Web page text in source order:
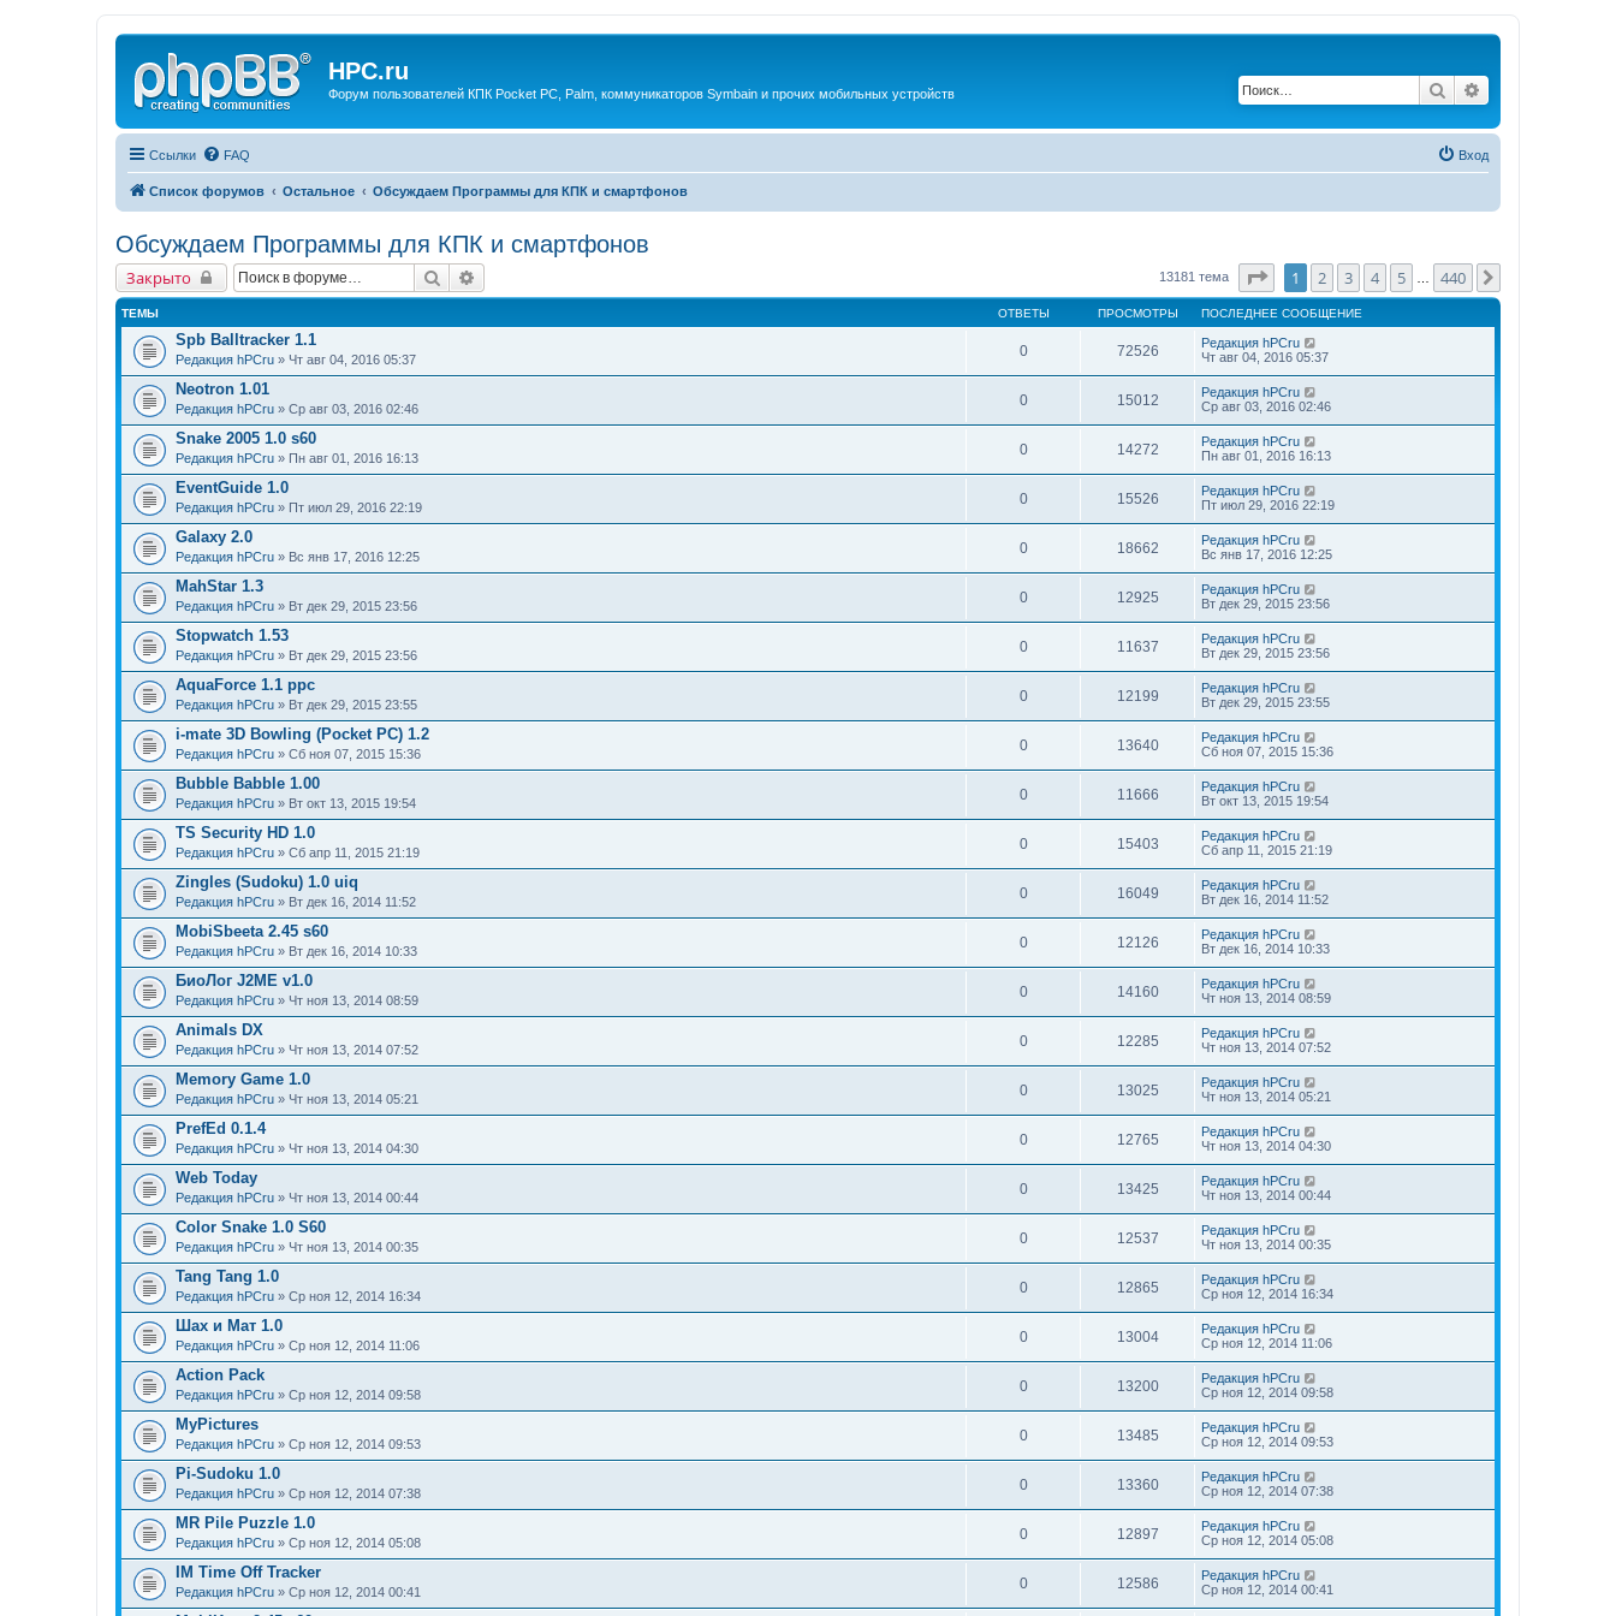
HPC.ru
Форум пользователей КПК Pocket PC, Palm, коммуникаторов Symbain и прочих мобильных устройств Поиск
Ссылки FAQ Вход
Список форумов Остальное Обсуждаем Программы для КПК и смартфонов
Обсуждаем Программы для КПК и смартфонов
Закрыто Поиск 13181 тема Страница 1 из440
1 2 3 4 5 440
ТЕМЫ ОТВЕТЫ ПРОСМОТРЫ ПОСЛЕДНЕЕ СООБЩЕНИЕ
Spb Balltracker 1.1
Редакция hPCru » Чт авг 04, 2016 05:37
0 72526
Редакция hPCru
Чт авг 04, 2016 05:37
Neotron 1.01
Редакция hPCru » Ср авг 03, 2016 02:46
0 15012
Редакция hPCru
Ср авг 03, 2016 02:46
Snake 2005 1.0 s60
Редакция hPCru » Пн авг 01, 2016 16:13
0 14272
Редакция hPCru
Пн авг 01, 2016 16:13
EventGuide 1.0
Редакция hPCru » Пт июл 29, 2016 22:19
0 15526
Редакция hPCru
Пт июл 29, 2016 22:19
Galaxy 2.0
Редакция hPCru » Вс янв 17, 2016 12:25
0 18662
Редакция hPCru
Вс янв 17, 2016 12:25
MahStar 1.3
Редакция hPCru » Вт дек 29, 2015 23:56
0 12925
Редакция hPCru
Вт дек 29, 2015 23:56
Stopwatch 1.53
Редакция hPCru » Вт дек 29, 2015 23:56
0 11637
Редакция hPCru
Вт дек 29, 2015 23:56
AquaForce 1.1 ppc
Редакция hPCru » Вт дек 29, 2015 23:55
0 12199
Редакция hPCru
Вт дек 29, 2015 23:55
i-mate 3D Bowling (Pocket PC) 1.2
Редакция hPCru » Сб ноя 07, 2015 15:36
0 13640
Редакция hPCru
Сб ноя 07, 2015 15:36
Bubble Babble 1.00
Редакция hPCru » Вт окт 13, 2015 19:54
0 11666
Редакция hPCru
Вт окт 13, 2015 19:54
TS Security HD 1.0
Редакция hPCru » Сб апр 11, 2015 21:19
0 15403
Редакция hPCru
Сб апр 11, 2015 21:19
Zingles (Sudoku) 1.0 uiq
Редакция hPCru » Вт дек 16, 2014 11:52
0 16049
Редакция hPCru
Вт дек 16, 2014 11:52
MobiSbeeta 2.45 s60
Редакция hPCru » Вт дек 16, 2014 10:33
0 12126
Редакция hPCru
Вт дек 16, 2014 10:33
БиоЛог J2ME v1.0
Редакция hPCru » Чт ноя 13, 2014 08:59
0 14160
Редакция hPCru
Чт ноя 13, 2014 08:59
Animals DX
Редакция hPCru » Чт ноя 13, 2014 07:52
0 12285
Редакция hPCru
Чт ноя 13, 2014 07:52
Memory Game 1.0
Редакция hPCru » Чт ноя 13, 2014 05:21
0 13025
Редакция hPCru
Чт ноя 13, 2014 05:21
PrefEd 0.1.4
Редакция hPCru » Чт ноя 13, 2014 04:30
0 12765
Редакция hPCru
Чт ноя 13, 2014 04:30
Web Today
Редакция hPCru » Чт ноя 13, 2014 00:44
0 13425
Редакция hPCru
Чт ноя 13, 2014 00:44
Color Snake 1.0 S60
Редакция hPCru » Чт ноя 13, 2014 00:35
0 12537
Редакция hPCru
Чт ноя 13, 2014 00:35
Tang Tang 1.0
Редакция hPCru » Ср ноя 12, 2014 16:34
0 12865
Редакция hPCru
Ср ноя 12, 2014 16:34
Шах и Мат 1.0
Редакция hPCru » Ср ноя 12, 2014 11:06
0 13004
Редакция hPCru
Ср ноя 12, 2014 11:06
Action Pack
Редакция hPCru » Ср ноя 12, 2014 09:58
0 13200
Редакция hPCru
Ср ноя 12, 2014 09:58
MyPictures
Редакция hPCru » Ср ноя 12, 2014 09:53
0 13485
Редакция hPCru
Ср ноя 12, 2014 09:53
Pi-Sudoku 1.0
Редакция hPCru » Ср ноя 12, 2014 07:38
0 13360
Редакция hPCru
Ср ноя 12, 2014 07:38
MR Pile Puzzle 1.0
Редакция hPCru » Ср ноя 12, 2014 05:08
0 12897
Редакция hPCru
Ср ноя 12, 2014 05:08
IM Time Off Tracker
Редакция hPCru » Ср ноя 12, 2014 00:41
0 12586
Редакция hPCru
Ср ноя 12, 2014 00:41